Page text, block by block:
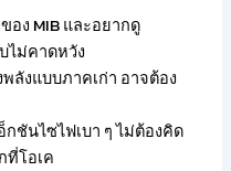
ง MIB และอยากดู
ไม่คาดหวัง
งแบบภาคเก่า อาจต้อง
ชันไซไฟเบา ๆ ไม่ต้องคิด
ที่โอเค